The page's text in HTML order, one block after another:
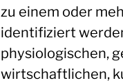
zu einem oder
identifiziert
physiologischen,
wirtschaftlichen,